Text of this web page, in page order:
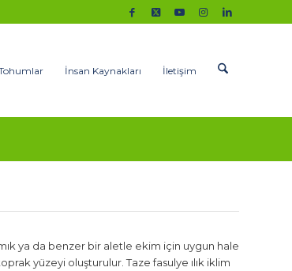
İnsan Kaynakları İletişim
ya da benzer bir aletle ekim için uygun hale
yüzeyi oluşturulur. Taze fasulye ılık iklim